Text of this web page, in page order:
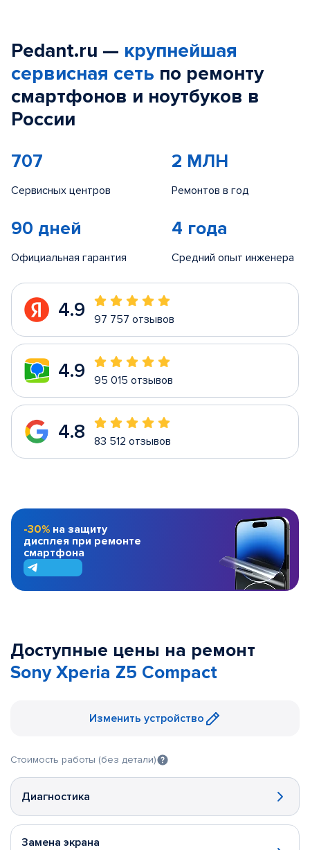
Pedant.ru — крупнейшая
сервисная сеть по ремонту
смартфонов и ноутбуков в
России
707
Сервисных центров
2 МЛН
Ремонтов в год
90 дней
Официальная гарантия
4 года
Средний опыт инженера
4.9 97 757 отзывов
4.9 95 015 отзывов
4.8 83 512 отзывов
-30% на защиту
дисплея при ремонте
смартфона
Доступные цены на ремонт
Sony Xperia Z5 Compact
Изменить устройство
Стоимость работы (без детали)
Диагностика
Замена экрана